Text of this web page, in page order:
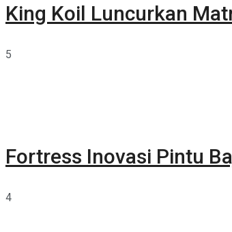
King Koil Luncurkan
5
Fortress Inovasi Pintu
4